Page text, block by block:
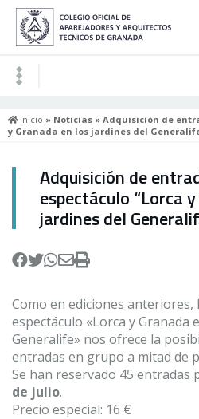
Inicio » Noticias » Adquisición de
y Granada en los jardines del
Adquisición de
espectáculo “Lorca
jardines del
Como en ediciones anteriores,
espectáculo «Lorca y Granada
Generalife» nos ofrece la
entradas en grupo a mitad de
Se han reservado 45 entradas
de julio.
Precio especial: 16 €